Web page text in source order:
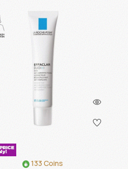
133 Coins